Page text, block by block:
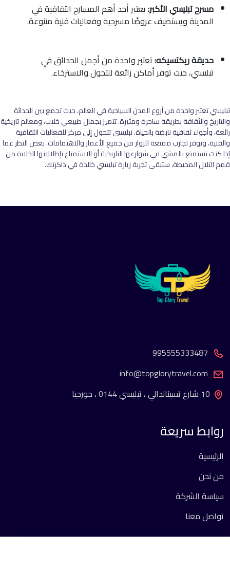
مسرح تبليسي الأكبر: يعتبر أحد أهم المسارح الثقافية في
المدينة ويستضيف عروضًا مسرحية وفعاليات فنية متنوعة.
حديقة ريكتسيكه:تعتبر واحدة من أجمل الحدائق في
تبليسي، حيث توفر أماكن رائعة للتجول والاسترخاء.
تبليسي تعتبر واحدة من أروع المدن السياحية في العالم، حيث تجمع بين الحداثة
والتاريخ والثقافة بطريقة ساحرة ومثيرة. تتميز بجمال طبيعي خلاب، ومعالم تاريخية
رائعة، وأجواء ثقافية نابضة بالحياة. تبليسي تتحول إلى مركز للفعاليات الثقافية
والفنية، وتوفر تجارب ممتعة للزوار من جميع الأعمار والاهتمامات. بغض النظر عما
إذا كنت تستمتع بالمشي في شوارعها التاريخية أو الاستمتاع بإطلالاتها الخلابة من
قمم التلال المحيطة، ستبقى تجربة زيارة تبليسي خالدة في ذاكرتك.
995555333487
info@topglorytravel.com
10 شارع تسيناندالي ، تبليسي 0144 ، جورجيا
روابط سريعة
الرئيسية
من نحن
سياسة الشركة
تواصل معنا